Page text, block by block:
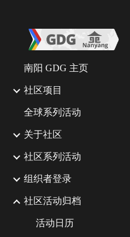
南阳 GDG 主页
社区项目
全球系列活动
关于社区
社区系列活动
组织者登录
社区活动归档
活动日历